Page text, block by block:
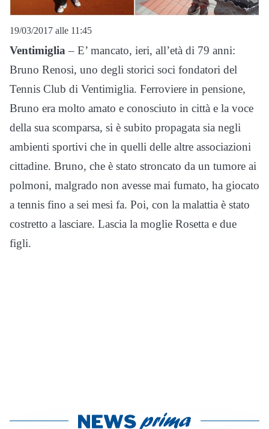
19/03/2017 alle 11:45
Ventimiglia – E’ mancato, ieri, all’età di 79 anni:
Bruno Renosi, uno degli storici soci fondatori del
Tennis Club di Ventimiglia. Ferroviere in pensione,
Bruno era molto amato e conosciuto in città e la voce
della sua scomparsa, si è subito propagata sia negli
ambienti sportivi che in quelli delle altre associazioni
cittadine. Bruno, che è stato stroncato da un tumore ai
polmoni, malgrado non avesse mai fumato, ha giocato
a tennis fino a sei mesi fa. Poi, con la malattia è stato
costretto a lasciare. Lascia la moglie Rosetta e due
figli.